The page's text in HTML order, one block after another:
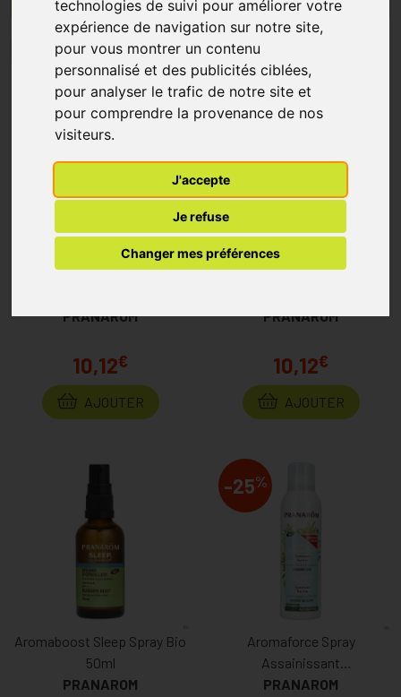
technologies de suivi pour améliorer votre
expérience de navigation sur notre site,
pour vous montrer un contenu
personnalisé et des publicités ciblées,
pour analyser le trafic de notre site et
pour comprendre la provenance de nos
visiteurs.
J'accepte
Je refuse
Changer mes préférences
aromathérapie, elles séduisent par leur polyvalence : soutien du
bien-être, hygiène, confort respiratoire ou soins cutanés.
Sommaire:
D'où viennent les huiles essentielles ?
Une gamme d'huiles essentielles riche en références de
Pourquoi intégrer les huiles essentielles dans votre
quotidien ?
L’importance du conseil professionnel pour utiliser les
Huiles essentielles
FAQ - Questions fréquentes sur les huiles essentielles
Menu/Filtres
2 3 4 5 10 15 20 25
Aromaboost Roller Relax Bio
PRANAROM
10,12€
AJOUTER
Aromaboost Roller Sleep Bio
PRANAROM
10,12€
AJOUTER
Aromaboost Sleep Spray Bio
50ml
PRANAROM
-25%
Aromaforce Spray
Assainissant
Ravin.eucal.bio150ml
PRANAROM